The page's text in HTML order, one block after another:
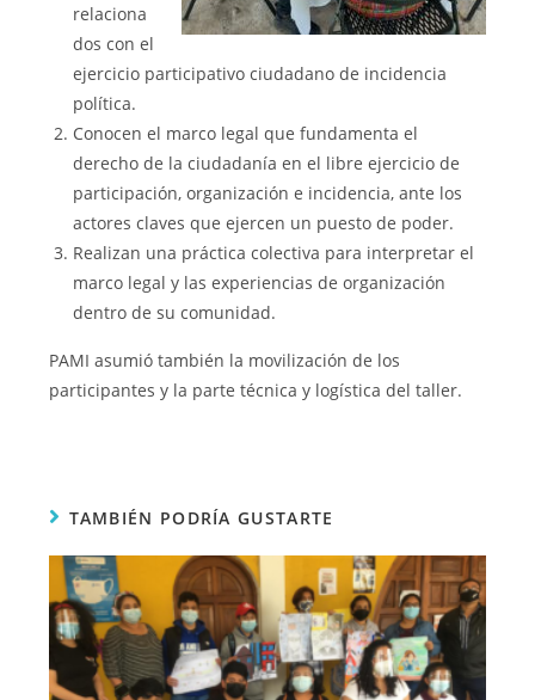
relaciona
dos con el
ejercicio participativo ciudadano de incidencia
política.
Conocen el marco legal que fundamenta el
derecho de la ciudadanía en el libre ejercicio de
participación, organización e incidencia, ante los
actores claves que ejercen un puesto de poder.
Realizan una práctica colectiva para interpretar el
marco legal y las experiencias de organización
dentro de su comunidad.
PAMI asumió también la movilización de los
participantes y la parte técnica y logística del taller.
TAMBIÉN PODRÍA GUSTARTE